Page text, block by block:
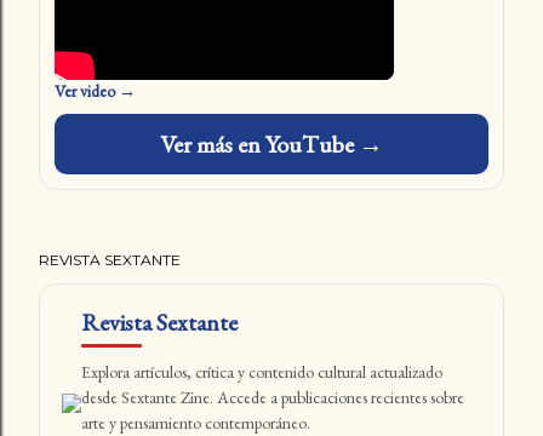
Ver video →
Ver más en YouTube →
REVISTA SEXTANTE
Revista Sextante
Explora artículos, crítica y contenido cultural actualizado
desde Sextante Zine. Accede a publicaciones recientes sobre
arte y pensamiento contemporáneo.